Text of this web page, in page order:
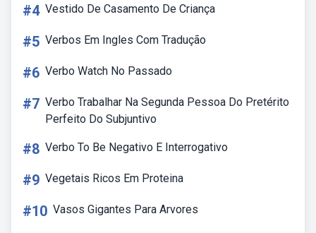
#4 Vestido De Casamento De Criança
#5 Verbos Em Ingles Com Tradução
#6 Verbo Watch No Passado
#7 Verbo Trabalhar Na Segunda Pessoa Do Pretérito
Perfeito Do Subjuntivo
#8 Verbo To Be Negativo E Interrogativo
#9 Vegetais Ricos Em Proteina
#10 Vasos Gigantes Para Arvores